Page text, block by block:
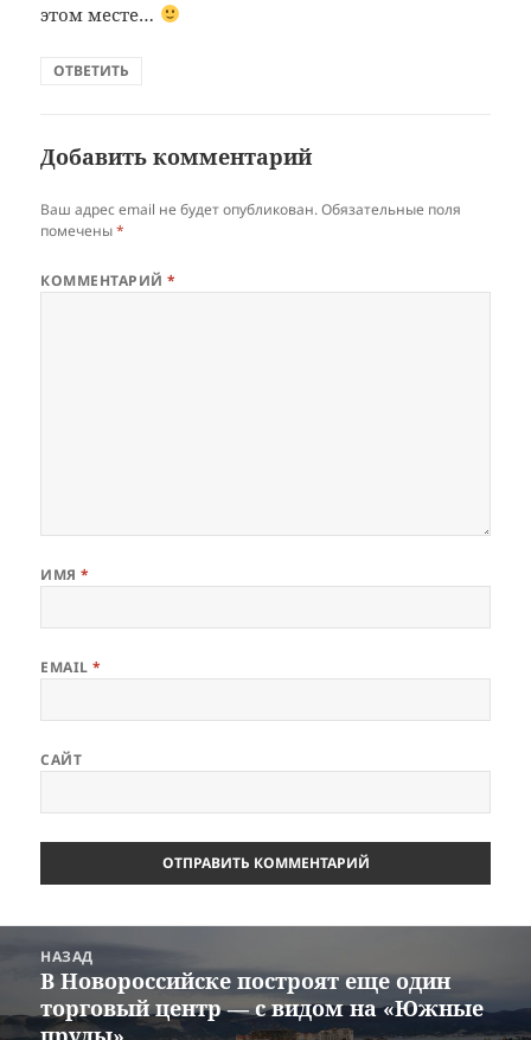
этом месте…
ОТВЕТИТЬ
Добавить комментарий
Ваш адрес email не будет опубликован. Обязательные поля
помечены*
КОММЕНТАРИЙ*
ИМЯ*
EMAIL*
САЙТ
Навигация
записям
НАЗАД
Предыдущая
запись:
В Новороссийске построят еще один
торговый центр — с видом на «Южные